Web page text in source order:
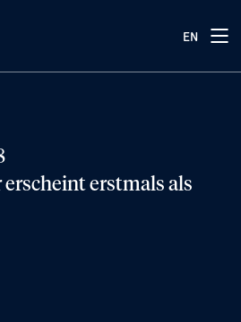
EN
erstmals als